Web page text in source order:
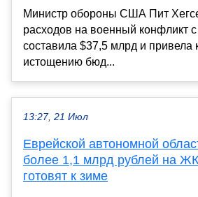
Министр обороны США Пит
расходов на военный конфликт
составила $37,5 млрд и привела
истощению бюд...
13:27, 21 Июл
Еврейской автономной
более 1,1 млрд рублей на
готовят к зиме